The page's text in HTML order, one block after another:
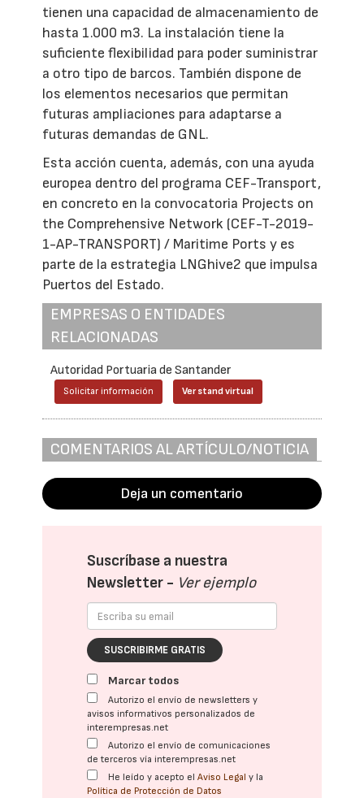
tienen una capacidad de almacenamiento de
hasta 1.000 m3. La instalación tiene la
suficiente flexibilidad para poder suministrar
a otro tipo de barcos. También dispone de
los elementos necesarios que permitan
futuras ampliaciones para adaptarse a
futuras demandas de GNL.
Esta acción cuenta, además, con una ayuda
europea dentro del programa CEF-Transport,
en concreto en la convocatoria Projects on
the Comprehensive Network (CEF-T-2019-
1-AP-TRANSPORT) / Maritime Ports y es
parte de la estrategia LNGhive2 que impulsa
Puertos del Estado.
EMPRESAS O ENTIDADES
RELACIONADAS
Autoridad Portuaria de Santander
Solicitar información Ver stand virtual
COMENTARIOS AL ARTÍCULO/NOTICIA
Deja un comentario
Suscríbase a nuestra
Newsletter - Ver ejemplo
SUSCRIBIRME GRATIS
Marcar todos
Autorizo el envío de newsletters y
avisos informativos personalizados de
interempresas.net
Autorizo el envío de comunicaciones
de terceros vía interempresas.net
He leído y acepto elAviso Legal y la
Política de Protección de Datos